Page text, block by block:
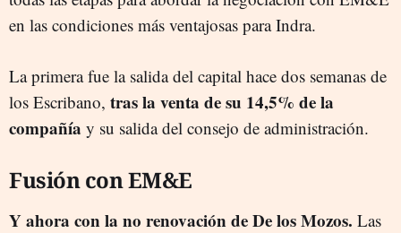
en las condiciones más ventajosas para Indra.
La primera fue la salida del capital hace dos semanas de
los Escribano, tras la venta de su 14,5% de la
compañía y su salida del consejo de administración.
Fusión con EM&E
Y ahora con la no renovación de De los Mozos. Las